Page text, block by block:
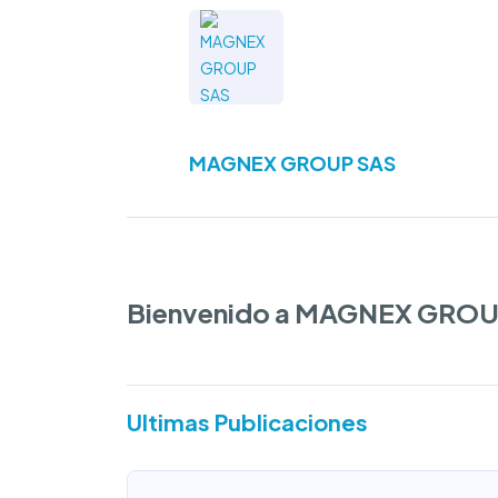
MAGNEX GROUP SAS
Bienvenido a MAGNEX
Ultimas Publicaciones